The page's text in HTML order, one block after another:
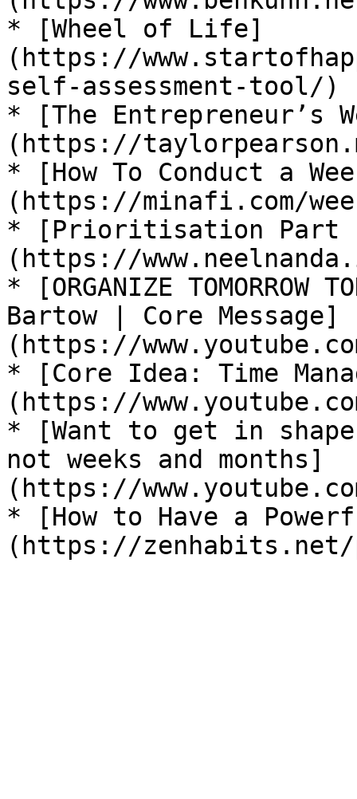
* [Wheel of Life]
(https://
self-assessment-tool/)
* [The Entrepreneur’s
(https://
* [How To Conduct a
(https://minafi.com/
* [Prioritisation Part
(https://
* [ORGANIZE
Bartow | Core Message]
(https://
* [Core Idea: Time
(https://
* [Want to get in
not weeks and months]
(https://
* [How to Have a